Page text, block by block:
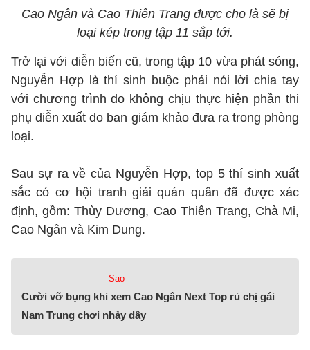
Cao Ngân và Cao Thiên Trang được cho là sẽ bị
loại kép trong tập 11 sắp tới.
Trở lại với diễn biến cũ, trong tập 10 vừa phát sóng,
Nguyễn Hợp là thí sinh buộc phải nói lời chia tay
với chương trình do không chịu thực hiện phần thi
phụ diễn xuất do ban giám khảo đưa ra trong phòng
loại.
Sau sự ra về của Nguyễn Hợp, top 5 thí sinh xuất
sắc có cơ hội tranh giải quán quân đã được xác
định, gồm: Thùy Dương, Cao Thiên Trang, Chà Mi,
Cao Ngân và Kim Dung.
Sao
Cười vỡ bụng khi xem Cao Ngân Next Top rủ chị gái
Nam Trung chơi nhảy dây